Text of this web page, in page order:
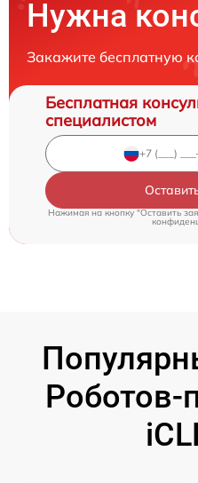
Нужна
Закажите бесплатную
Бесплатная
специалистом
Нажимая на кнопку "Оставить
Роботов-